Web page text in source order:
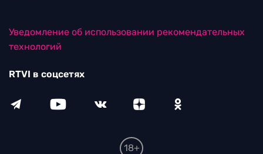
Уведомление об использовании рекомендательных
технологий
RTVI в соцсетях
18+